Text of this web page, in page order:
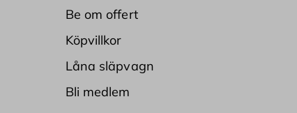
Be om offert
Köpvillkor
Låna släpvagn
Bli medlem